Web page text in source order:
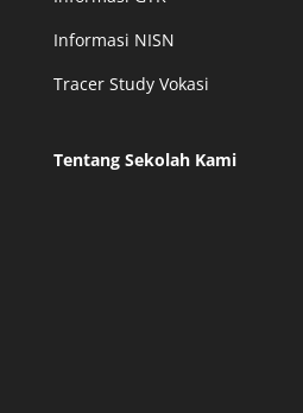
Informasi NISN
Tracer Study Vokasi
Tentang Sekolah Kami